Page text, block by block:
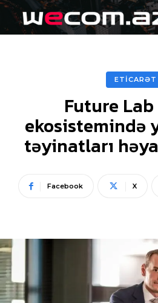
ETİCARƏT
Future
ekosistemində
təyinatları
Facebook X